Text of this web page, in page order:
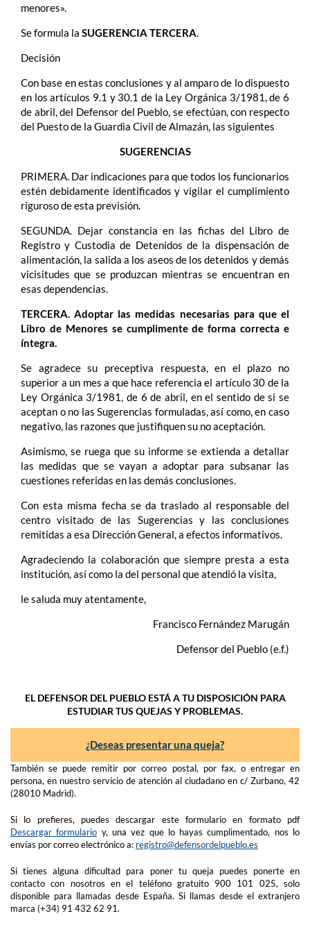
menores».
Se formula la SUGERENCIA TERCERA.
Decisión
Con base en estas conclusiones y al amparo de lo dispuesto
en los artículos 9.1 y 30.1 de la Ley Orgánica 3/1981, de 6
de abril, del Defensor del Pueblo, se efectúan, con respecto
del Puesto de la Guardia Civil de Almazán, las siguientes
SUGERENCIAS
PRIMERA. Dar indicaciones para que todos los funcionarios
estén debidamente identificados y vigilar el cumplimiento
riguroso de esta previsión.
SEGUNDA. Dejar constancia en las fichas del Libro de
Registro y Custodia de Detenidos de la dispensación de
alimentación, la salida a los aseos de los detenidos y demás
vicisitudes que se produzcan mientras se encuentran en
esas dependencias.
TERCERA. Adoptar las medidas necesarias para que el
Libro de Menores se cumplimente de forma correcta e
íntegra.
Se agradece su preceptiva respuesta, en el plazo no
superior a un mes a que hace referencia el artículo 30 de la
Ley Orgánica 3/1981, de 6 de abril, en el sentido de si se
aceptan o no las Sugerencias formuladas, así como, en caso
negativo, las razones que justifiquen su no aceptación.
Asimismo, se ruega que su informe se extienda a detallar
las medidas que se vayan a adoptar para subsanar las
cuestiones referidas en las demás conclusiones.
Con esta misma fecha se da traslado al responsable del
centro visitado de las Sugerencias y las conclusiones
remitidas a esa Dirección General, a efectos informativos.
Agradeciendo la colaboración que siempre presta a esta
institución, así como la del personal que atendió la visita,
le saluda muy atentamente,
Francisco Fernández Marugán
Defensor del Pueblo (e.f.)
EL DEFENSOR DEL PUEBLO ESTÁ A TU DISPOSICIÓN PARA
ESTUDIAR TUS QUEJAS Y PROBLEMAS.
¿Deseas presentar una queja?
También se puede remitir por correo postal, por fax, o entregar en
persona, en nuestro servicio de atención al ciudadano en c/ Zurbano, 42
(28010 Madrid).
Si lo prefieres, puedes descargar este formulario en formato pdf
Descargar formulario y, una vez que lo hayas cumplimentado, nos lo
envías por correo electrónico a: registro@defensordelpueblo.es
Si tienes alguna dificultad para poner tu queja puedes ponerte en
contacto con nosotros en el teléfono gratuito 900 101 025, solo
disponible para llamadas desde España. Si llamas desde el extranjero
marca (+34) 91 432 62 91.